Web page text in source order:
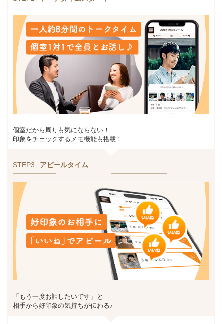
個室だから周りも気にならない！
印象をチェックするメモ機能も搭載！
STEP3 アピールタイム
「もう一度お話したいです」と
相手から好印象の気持ちが伝わる♪